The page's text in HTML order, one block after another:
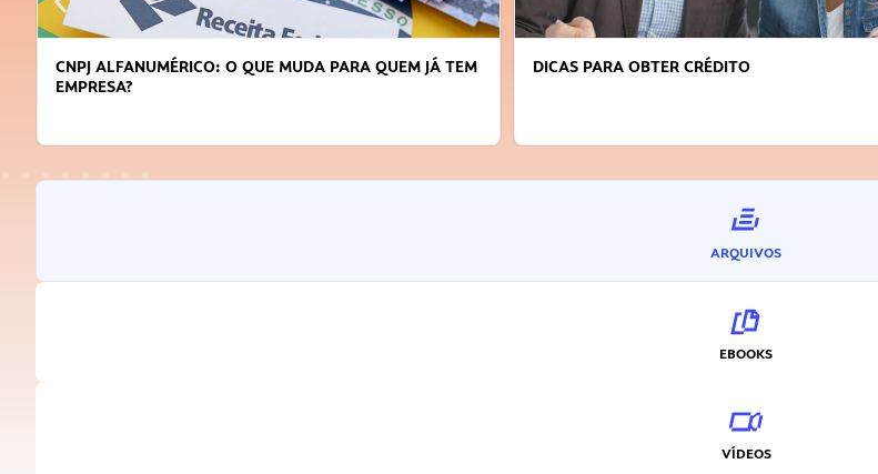
DICAS PARA OBTER CRÉDITO
FAÇA A DIFERENÇA: SEJA SUSTENTÁVEL, SEJA
ARQUIVOS
EBOOKS
VÍDEOS